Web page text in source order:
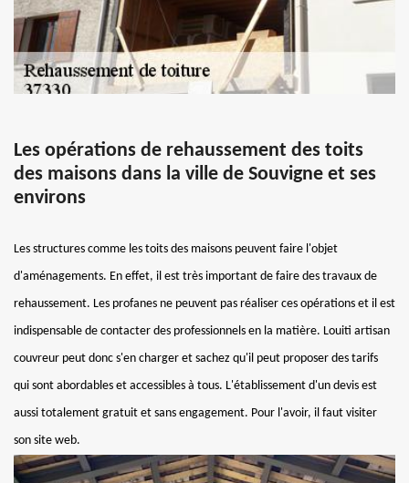
Les opérations de rehaussement des toits
des maisons dans la ville de Souvigne et ses
environs
Les structures comme les toits des maisons peuvent faire l'objet
d'aménagements. En effet, il est très important de faire des travaux de
rehaussement. Les profanes ne peuvent pas réaliser ces opérations et il est
indispensable de contacter des professionnels en la matière. Louiti artisan
couvreur peut donc s'en charger et sachez qu'il peut proposer des tarifs
qui sont abordables et accessibles à tous. L'établissement d'un devis est
aussi totalement gratuit et sans engagement. Pour l'avoir, il faut visiter
son site web.